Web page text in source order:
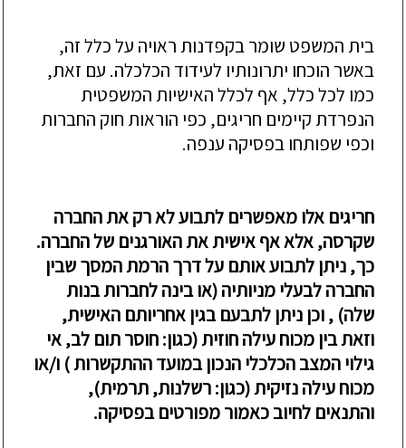
בית המשפט שומר בקפדנות ראויה על כלל זה,
באשר הוכחו יתרונותיו לעידוד הכלכלה. עם זאת,
כמו לכל כלל, אף לכלל האישיות המשפטית
הנפרדת קיימים חריגים, כפי הוראות חוק החברות
וכפי שפותחו בפסיקה ענפה.
חריגים אלו מאפשרים לתבוע לא רק את החברה
שקרסה, אלא אף אישית את האורגנים של החברה.
כך, ניתן לתבוע אותם על דרךהרמת המסך שבין
החברה לבעלי מניותיה(או בינהלחברות בנות
שלה) , וכן ניתן לתבעםבגין אחריותם האישית,
וזאת בין מכוח עילה חוזית (כגון: חוסר תום לב,אי
גילוי המצב הכלכלי הנכון במועד ההתקשרות) ו/או
מכוח עילה נזיקית (כגון: רשלנות, תרמית),
והתנאים לחיוב כאמור מפורטים בפסיקה.